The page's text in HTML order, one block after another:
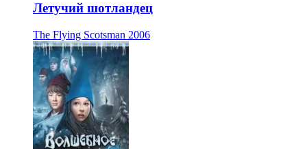
Летучий шотландец
The Flying Scotsman 2006